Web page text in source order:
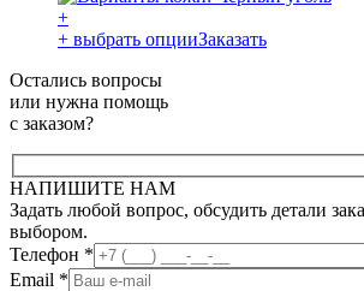
+
+ выбрать опцииЗаказать
Остались вопросы
или нужна помощь
с заказом?
НАПИШИТЕ НАМ
Задать любой вопрос, обсудить детали
выбором.
Телефон *
Email *